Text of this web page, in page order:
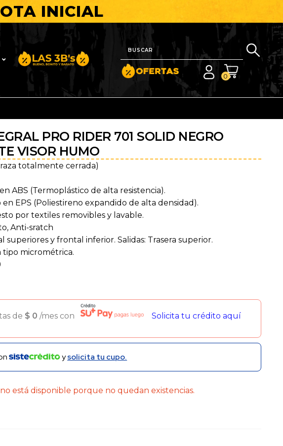
INICIAL
Bueno, Bonito y Barato
0
PRO RIDER 701 SOLID NEGRO
VISOR HUMO
totalmente cerrada)
ABS (Termoplástico de alta resistencia).
EPS (Poliestireno expandido de alta densidad).
por textiles removibles y lavable.
Anti-sratch
superiores y frontal inferior. Salidas: Trasera superior.
tipo micrométrica.
de $ 0 /mes con Solicita tu crédito aquí
ysolicita tu cupo.
está disponible porque no quedan existencias.